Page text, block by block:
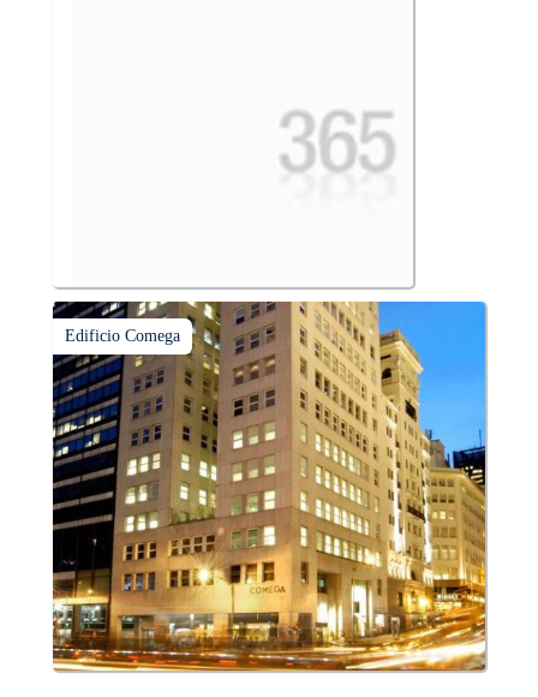
Edificio Comega